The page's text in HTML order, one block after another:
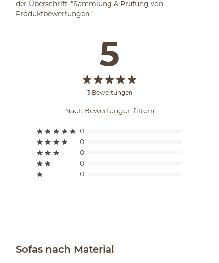
der Überschrift: "Sammlung & Prüfung von
Produktbewertungen".
5
3 Bewertungen
Nach Bewertungen filtern
0
0
0
0
0
Sofas nach Material